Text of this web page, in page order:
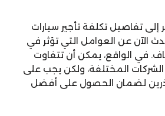
إلى تفاصيل تكلفة تأجير سيارات
الآن عن العوامل التي تؤثر في
في الواقع، يمكن أن تتفاوت
الشركات المختلفة، ولكن يجب على
لضمان الحصول على أفضل